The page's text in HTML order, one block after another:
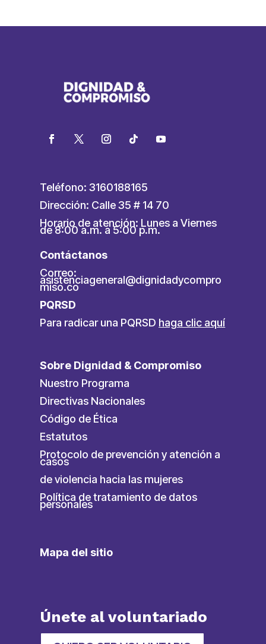
Teléfono: 3160188165
Dirección: Calle 35 # 14 70
Horario de atención: Lunes a Viernes
de 8:00 a.m. a 5:00 p.m.
Contáctanos
Correo:
asistenciageneral@dignidadycompro
miso.co
PQRSD
Para radicar una PQRSD haga clic aquí
Sobre Dignidad & Compromiso
Nuestro Programa
Directivas Nacionales
Código de Ética
Estatutos
Protocolo de prevención y atención a
casos
de violencia hacia las mujeres
Política de tratamiento de datos
personales
Mapa del sitio
Únete al voluntariado